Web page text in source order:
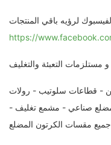
https://
- قطاعات سلوتيب - رولات
مضلع صناعي - مشمع تغليف -